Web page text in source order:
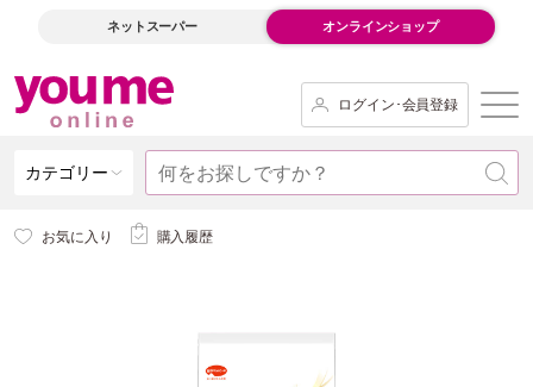
ネットスーパー オンラインショップ
ログイン･会員登録
カテゴリー
お気に入り 購入履歴